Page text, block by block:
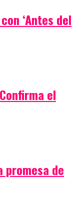
‘Antes del
el
promesa de